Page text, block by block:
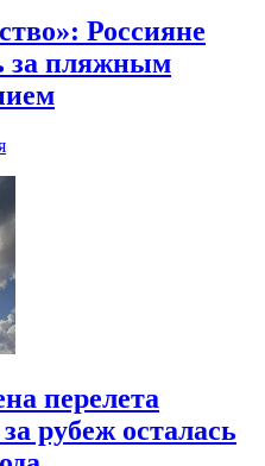
Россияне
за пляжным
перелета
рубеж осталась